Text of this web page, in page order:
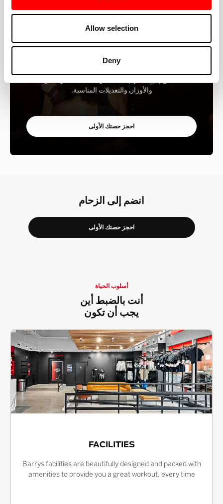
Allow selection
Deny
انضم إلى الزحام
المدربون لدينا بإعداد كل فترة زمنية، ويقدمون خيارات لكل
مستوى، ويساعدونك على الشعور بالثقة بسرعة. أخبرهم قبل
والأوزان والتعديلات المناسبة.
احجز حصتك الأولى
انضم إلى الزحام
احجز حصتك الأولى
أسلوب الحياة
أنت بالضبط أين
يجب أن تكون
FACILITIES
Barrys facilities are beautifully designed and packed with
amenities to provide you a great workout, every time